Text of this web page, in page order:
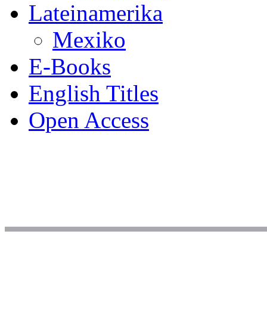
Lateinamerika
Mexiko
E-Books
English Titles
Open Access